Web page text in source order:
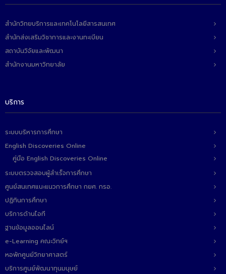
สำนักวิทยบริการและเทคโนโลยีสารสนเทศ
สำนักส่งเสริมวิชาการและงานทะเบียน
สถาบันวิจัยและพัฒนา
สำนักงานมหาวิทยาลัย
บริการ
ระบบบริหารการศึกษา
English Discoveries Online
คู่มือ English Discoveries Online
ระบบตรวจสอบผู้สำเร็จการศึกษา
ศูนย์สนเทศแนะแนวการศึกษา กยศ. กรอ.
ปฏิทินการศึกษา
บริการด้านไอที
ฐานข้อมูลออนไลน์
e-Learning คณะวิทย์ฯ
หอพักศูนย์วิทยาศาสตร์
บริการศูนย์พัฒนาทุนมนุษย์